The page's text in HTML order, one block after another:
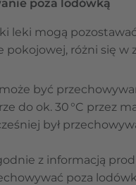
poza lodówką
leki mogą
różni się w
może być
do ok. 30 °C przez
był
z informacją
poza